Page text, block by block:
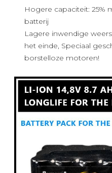
Hogere capaciteit: 25%
batterij
Lagere inwendige
het einde, Speciaal
borstelloze motoren!